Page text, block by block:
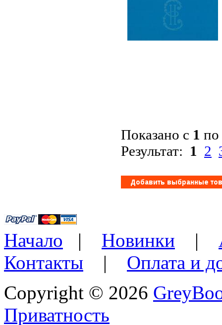
Показано с 1 по
Результат: 1 2
Начало | Новинки |
Контакты | Оплата и
Copyright © 2026
Приватность